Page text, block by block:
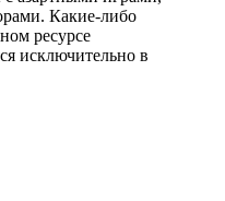
Какие-либо
ресурсе
исключительно в